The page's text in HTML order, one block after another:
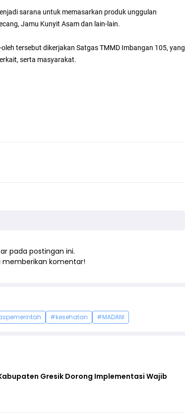
sarana untuk memasarkan produk unggulan
Jamu Kunyit Asam dan lain-lain.
tersebut dikerjakan Satgas TMMD Imbangan 105, yang
serta masyarakat.
pada postingan ini.
komentar!
#kesehatan #MADANI
Gresik Dorong Implementasi Wajib